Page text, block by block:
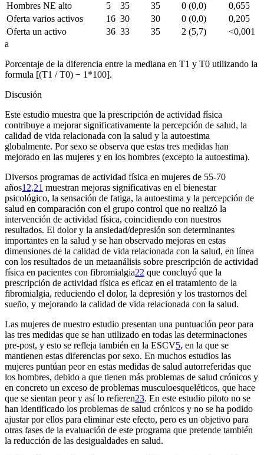
Hombres NE alto
5 35 35 0 (0,0)
0,655
Oferta varios activos
16 30 30 0 (0,0)
0,205
Oferta un activo
36 33 35 2 (5,7)
<0,001
a
Porcentaje de la diferencia entre la mediana en T1 y T0 utilizando la
formula [(T1 / T0) − 1*100].
Discusión
Este estudio muestra que la prescripción de actividad física
contribuye a mejorar significativamente la percepción de salud, la
calidad de vida relacionada con la salud y la autoestima
globalmente. Por sexo se observa que estas tres medidas han
mejorado en las mujeres y en los hombres (excepto la autoestima).
Diversos programas de actividad física en mujeres de 55-70
años12,21 muestran mejoras significativas en el bienestar
psicológico, la sensación de fatiga, la autoestima y la percepción de
salud en comparación con el grupo control que no realizó la
intervención de actividad física, coincidiendo con nuestros
resultados. El dolor y la ansiedad/depresión son determinantes
importantes en la salud y se han observado mejoras en estas
dimensiones de la calidad de vida relacionada con la salud, en línea
con los resultados de un metaanálisis sobre prescripción de actividad
física en pacientes con fibromialgia22 que concluyó que la
prescripción de actividad física es eficaz en el tratamiento de la
fibromialgia, reduciendo el dolor, la depresión y los trastornos del
sueño, y mejorando la calidad de vida relacionada con la salud.
Las mujeres de nuestro estudio presentan una puntuación peor para
las tres medidas que se han utilizado en todas las determinaciones
pre-post, y esto se refleja también en la ESCV5, en la que se
mantienen estas diferencias por sexo. En muchos estudios las
mujeres puntúan peor en estas medidas de salud autorreferidas que
los hombres, debido a que tienen más problemas de salud crónicos y
en concreto un exceso de problemas musculoesqueléticos, que hace
que se sientan peor y así lo refieren23. En este estudio piloto no se
han identificado los problemas de salud crónicos y no se ha podido
ajustar por ellos para eliminar este efecto, pero es un objetivo para
otras fases de la evaluación de este programa que pretende también
la reducción de las desigualdades en salud.